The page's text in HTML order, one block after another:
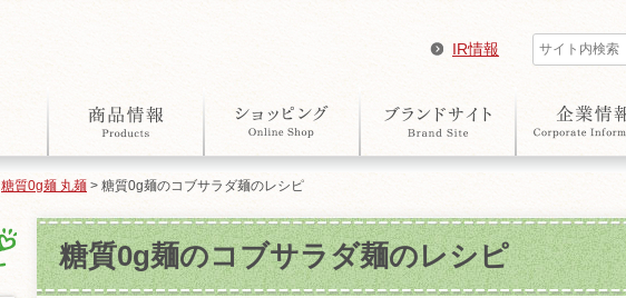
IR情報
糖質0g麺 丸麺 > 糖質0g麺のコブサラダ麺のレシピ
糖質0g麺のコブサラダ麺のレシピ